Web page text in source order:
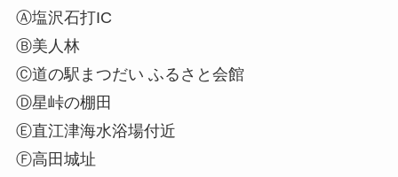
Ⓐ塩沢石打IC
Ⓑ美人林
Ⓒ道の駅まつだい ふるさと会館
Ⓓ星峠の棚田
Ⓔ直江津海水浴場付近
Ⓕ高田城址